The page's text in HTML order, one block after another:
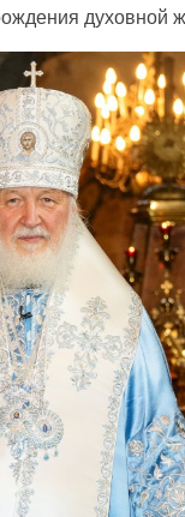
духовной